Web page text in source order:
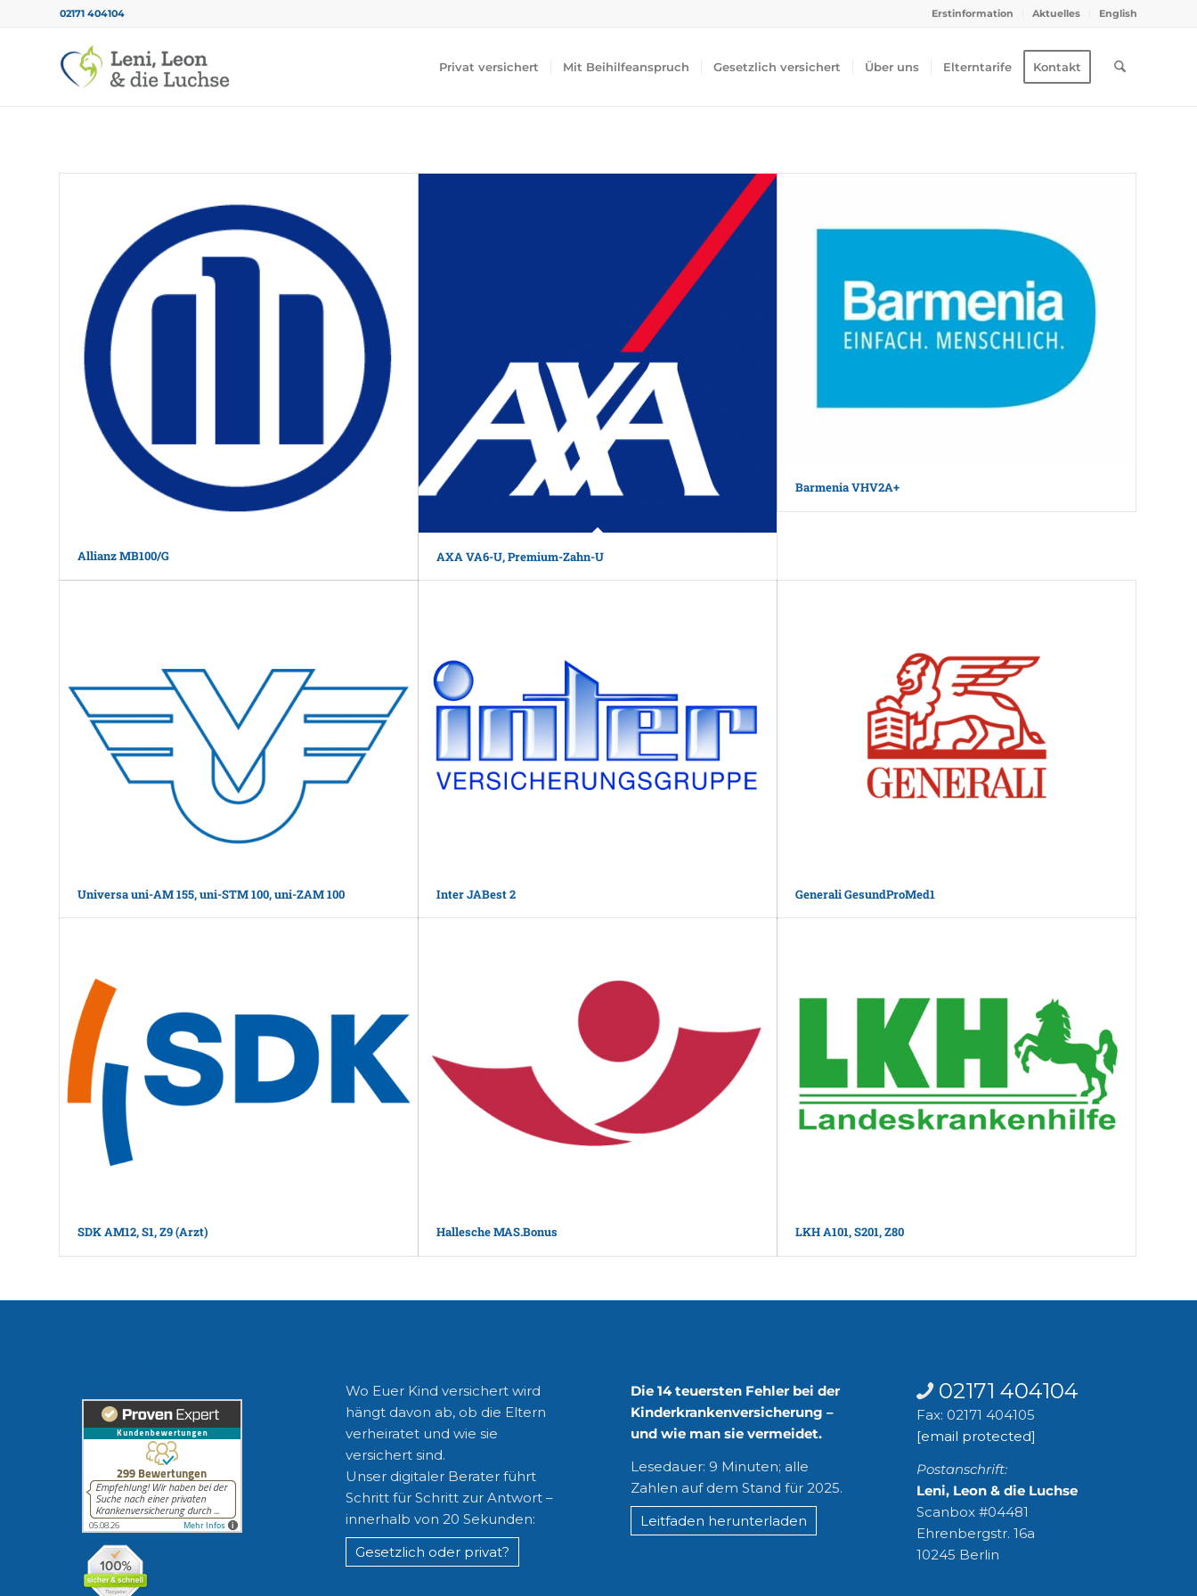
Erstinformation Aktuelles English
02171 404104
Privat versichert Mit Beihilfeanspruch Gesetzlich versichert Über uns Elterntarife Kontakt
Allianz MB100/G AXA VA6-U, Premium-Zahn-U
Barmenia VHV2A+
Universa uni-AM 155, uni-STM 100, uni-ZAM 100 Inter JABest 2 Generali GesundProMed1
SDK AM12, S1, Z9 (Arzt) Hallesche MAS.Bonus LKH A101, S201, Z80
Wo Euer Kind versichert wird
hängt davon ab, ob die Eltern
verheiratet und wie sie
versichert sind.
Unser digitaler Berater führt
Schritt für Schritt zur Antwort –
innerhalb von 20 Sekunden:
Gesetzlich oder privat?
Die 14 teuersten Fehler bei der
Kinderkrankenversicherung –
und wie man sie vermeidet.
Lesedauer: 9 Minuten; alle
Zahlen auf dem Stand für 2025.
Leitfaden herunterladen
02171 404104
Fax: 02171 404105
[email protected]
Postanschrift:
Leni, Leon & die Luchse
Scanbox #04481
Ehrenbergstr. 16a
10245 Berlin